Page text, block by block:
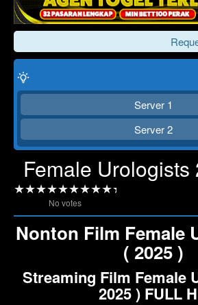
Server 1
Server 2
Female Urologists
No votes
Nonton Film Female
( 2025 )
Streaming Film Female
2025 ) FULL